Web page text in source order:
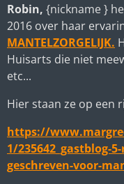
Robin, {nickname }
2016 over haar
MANTELZORGELIJK.
Huisarts die niet
etc...
Hier staan ze op een
https://
1/235642_gastblog-
geschreven-voor-